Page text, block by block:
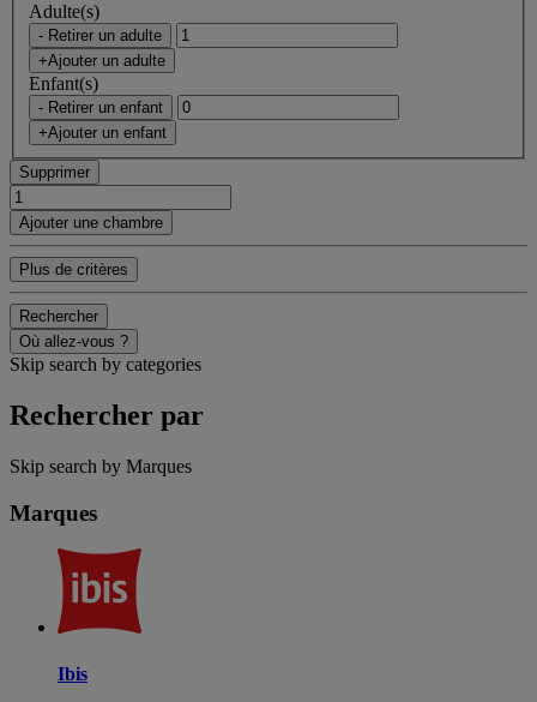
Adulte(s)
- Retirer un adulte
+Ajouter un adulte
Enfant(s)
- Retirer un enfant
+Ajouter un enfant
Supprimer
Ajouter une chambre
Plus de critères
Rechercher
Où allez-vous ?
Skip search by categories
Rechercher par
Skip search by Marques
Marques
Ibis